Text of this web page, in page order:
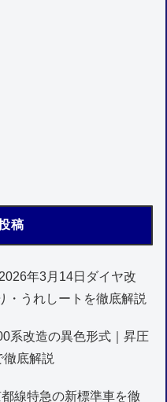
稿
年3月14日ダイヤ改
・うれしートを徹底解説
系改造の異色形式｜昇圧
底解説
線特急の新標準車を徹